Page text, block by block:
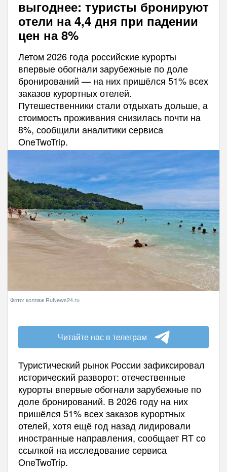
выгоднее: туристы бронируют
отели на 4,4 дня при падении
цен на 8%
Летом 2026 года российские курорты
впервые обогнали зарубежные по доле
бронирований — на них пришёлся 51% всех
заказов курортных отелей.
Путешественники стали отдыхать дольше, а
стоимость проживания снизилась почти на
8%, сообщили аналитики сервиса
OneTwoTrip.
Фото: коллаж RuNews24.ru
Читайте нас в телеграм
Туристический рынок России зафиксировал
исторический разворот: отечественные
курорты впервые обогнали зарубежные по
доле бронирований. В 2026 году на них
пришёлся 51% всех заказов курортных
отелей, хотя ещё год назад лидировали
иностранные направления, сообщает RT со
ссылкой на исследование сервиса
OneTwoTrip.